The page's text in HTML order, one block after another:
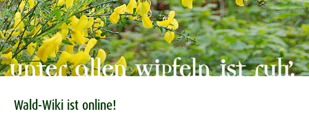
Wald-Wiki ist online!